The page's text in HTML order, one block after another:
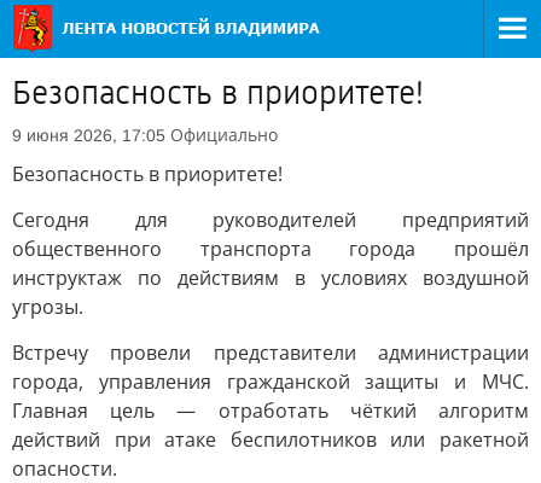
Безопасность в приоритете!
9 июня 2026, 17:05 Официально
Безопасность в приоритете!
Сегодня для руководителей предприятий
общественного транспорта города прошёл
инструктаж по действиям в условиях воздушной
угрозы.
Встречу провели представители администрации
города, управления гражданской защиты и МЧС.
Главная цель — отработать чёткий алгоритм
действий при атаке беспилотников или ракетной
опасности.